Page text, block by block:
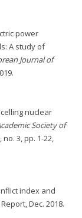
power
A study of
Journal of
nuclear
Society of
no. 3, pp. 1-22,
index and
Dec. 2018.